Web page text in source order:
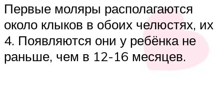
Первые моляры располагаются
около клыков в обоих челюстях, их
4. Появляются они у ребёнка не
раньше, чем в 12-16 месяцев.